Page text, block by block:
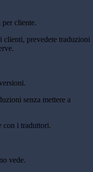
cliente.
clienti, prevedete traduzioni
senza mettere a
con i traduttori.
vede.